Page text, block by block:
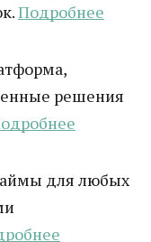
Подробнее
решения
для любых